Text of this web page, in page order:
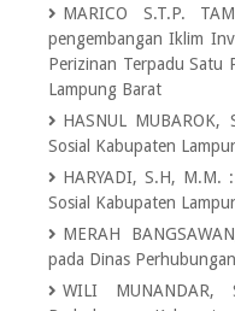
MARICO S.T.P.
pengembangan Iklim
Perizinan Terpadu Satu
Lampung Barat
HASNUL MUBAROK,
Sosial Kabupaten
HARYADI, S.H, M.M. :
Sosial Kabupaten
MERAH
pada Dinas
WILI MUNANDAR,